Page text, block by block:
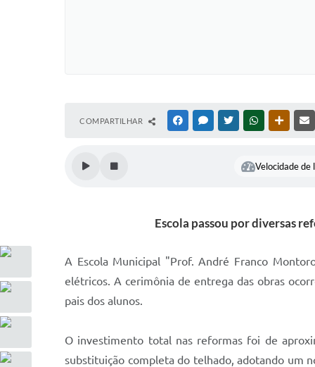
COMPARTILHAR FACEBOOKMESSENGER
TWITTERWHATSAPP
Velocidade de
Escola passou por diversas
A Escola Municipal "Prof. André Franco
elétricos. A cerimônia de entrega das obras
pais dos alunos.
O investimento total nas reformas foi de
substituição completa do telhado, adotando um